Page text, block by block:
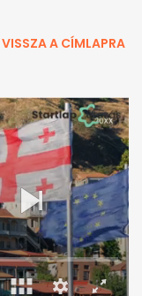
VISSZA A CÍMLAPRA